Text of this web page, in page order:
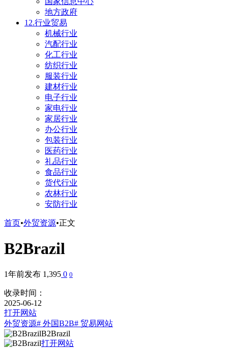
地方政府
12.行业贸易
机械行业
汽配行业
化工行业
纺织行业
服装行业
建材行业
电子行业
家电行业
家居行业
办公行业
包装行业
医药行业
礼品行业
食品行业
货代行业
农林行业
安防行业
首页•外贸资源•正文
B2Brazil
1年前发布 1,395 0 0
收录时间：
2025-06-12
打开网站
外贸资源# 外国B2B# 贸易网站
B2Brazil
打开网站